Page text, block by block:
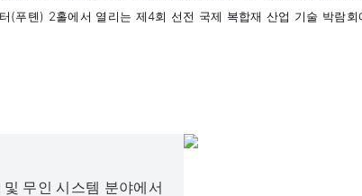
(푸톈) 2홀에서 열리는 제4회 선전 국제 복합재 산업 기술 박람
무인 시스템 분야에서